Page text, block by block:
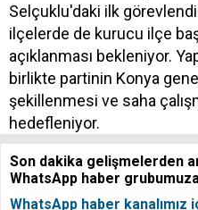
Selçuklu'daki ilk
ilçelerde de kurucu ilçe
açıklanması bekleniyor.
birlikte partinin Konya
şekillenmesi ve saha
hedefleniyor.
Son dakika gelişmelerden
WhatsApp haber
WhatsApp haber kanalımız